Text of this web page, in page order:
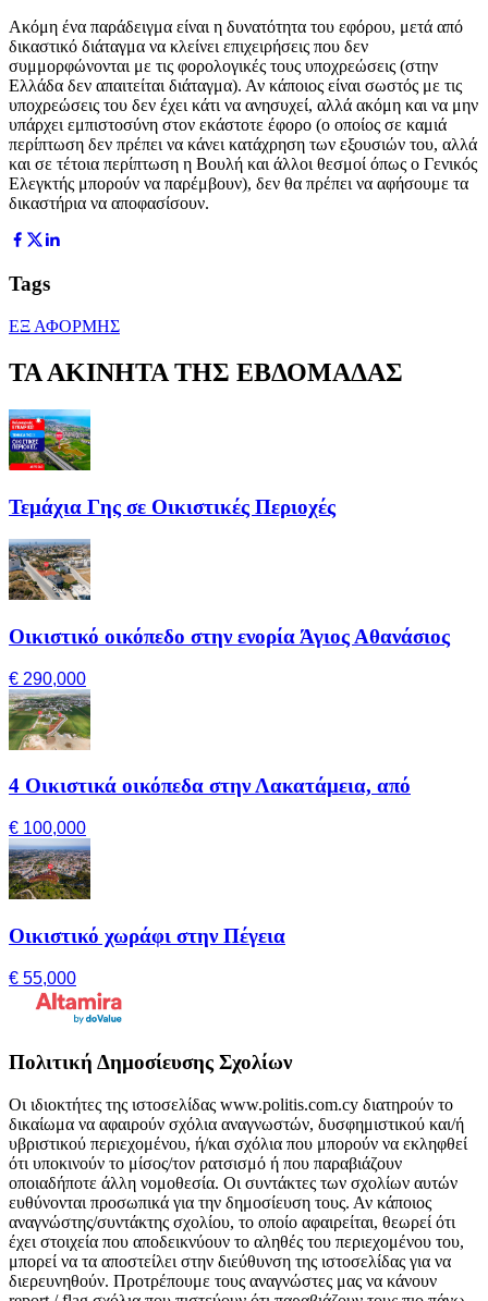
Ακόμη ένα παράδειγμα είναι η δυνατότητα του εφόρου, μετά από
δικαστικό διάταγμα να κλείνει επιχειρήσεις που δεν
συμμορφώνονται με τις φορολογικές τους υποχρεώσεις (στην
Ελλάδα δεν απαιτείται διάταγμα). Αν κάποιος είναι σωστός με τις
υποχρεώσεις του δεν έχει κάτι να ανησυχεί, αλλά ακόμη και να μην
υπάρχει εμπιστοσύνη στον εκάστοτε έφορο (ο οποίος σε καμιά
περίπτωση δεν πρέπει να κάνει κατάχρηση των εξουσιών του, αλλά
και σε τέτοια περίπτωση η Βουλή και άλλοι θεσμοί όπως ο Γενικός
Ελεγκτής μπορούν να παρέμβουν), δεν θα πρέπει να αφήσουμε τα
δικαστήρια να αποφασίσουν.
Tags
ΕΞ ΑΦΟΡΜΗΣ
ΤΑ ΑΚΙΝΗΤΑ ΤΗΣ ΕΒΔΟΜΑΔΑΣ
Τεμάχια Γης σε Οικιστικές Περιοχές
Οικιστικό οικόπεδο στην ενορία Άγιος Αθανάσιος
€ 290,000
4 Οικιστικά οικόπεδα στην Λακατάμεια, από
€ 100,000
Οικιστικό χωράφι στην Πέγεια
€ 55,000
Πολιτική Δημοσίευσης Σχολίων
Οι ιδιοκτήτες της ιστοσελίδας www.politis.com.cy διατηρούν το
δικαίωμα να αφαιρούν σχόλια αναγνωστών, δυσφημιστικού και/ή
υβριστικού περιεχομένου, ή/και σχόλια που μπορούν να εκληφθεί
ότι υποκινούν το μίσος/τον ρατσισμό ή που παραβιάζουν
οποιαδήποτε άλλη νομοθεσία. Οι συντάκτες των σχολίων αυτών
ευθύνονται προσωπικά για την δημοσίευση τους. Αν κάποιος
αναγνώστης/συντάκτης σχολίου, το οποίο αφαιρείται, θεωρεί ότι
έχει στοιχεία που αποδεικνύουν το αληθές του περιεχομένου του,
μπορεί να τα αποστείλει στην διεύθυνση της ιστοσελίδας για να
διερευνηθούν. Προτρέπουμε τους αναγνώστες μας να κάνουν